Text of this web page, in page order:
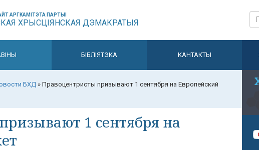
АРГКАМІТЭТА ПАРТЫІ
ХРЫСЦІЯНСКАЯ ДЭМАКРАТЫЯ
БІБЛІЯТЭКА КАНТАКТЫ
БХД » Правоцентристы призывают 1 сентября на Европейский
1 сентября на